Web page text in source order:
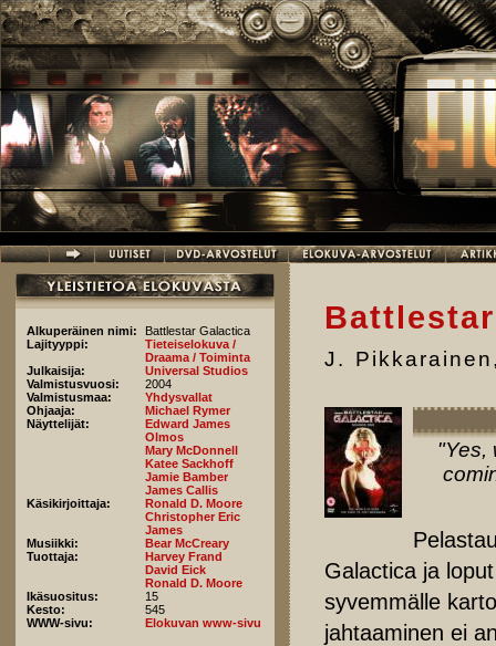
Hyppää pääsisältöön
Alkuperäinen nimi:
Battlestar Galactica
Lajityyppi:
Tieteiselokuva /
Draama / Toiminta
Julkaisija:
Universal Studios
Valmistusvuosi:
2004
Valmistusmaa:
Yhdysvallat
Ohjaaja:
Michael Rymer
Näyttelijät:
Edward James
Olmos
Mary McDonnell
Katee Sackhoff
Jamie Bamber
James Callis
Käsikirjoittaja:
Ronald D. Moore
Christopher Eric
James
Musiikki:
Bear McCreary
Tuottaja:
Harvey Frand
David Eick
Ronald D. Moore
Ikäsuositus:
15
Kesto:
545
WWW-sivu:
Elokuvan www-sivu
J. Pikkarainen
"Yes,
Galactica ja
syvemmälle
jahtaaminen ei